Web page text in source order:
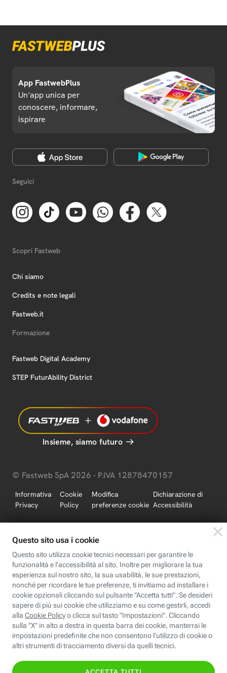
App FastwebPlus
Un'app unica per
conoscere, informare,
ispirare
Seguici
Scopri Fastweb
Chi siamo
Credits e note legali
Fastweb.it
Formazione
Fastweb Digital Academy
STEP FuturAbility District
Insieme, siamo futuro
© Fastweb SpA 2026 - P.IVA 12878470157
Informativa
Privacy
Cookie
Policy
Modifica
preferenze cookie
Dichiarazione di
Accessibilità